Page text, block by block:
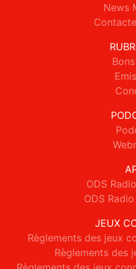
News
ODS
ODS
JEUX
Règlements des jeux
Règlements des